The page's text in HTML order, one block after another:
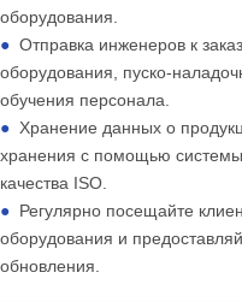
оборудования.
● Отправка инженеров к
оборудования, пуско-
обучения персонала.
● Хранение данных о
хранения с помощью
качества ISO.
● Регулярно посещайте
оборудования и
обновления.